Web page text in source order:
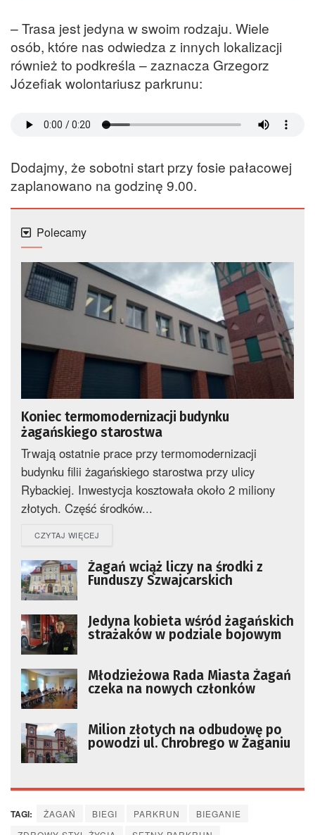
– Trasa jest jedyna w swoim rodzaju. Wiele
osób, które nas odwiedza z innych lokalizacji
również to podkreśla – zaznacza Grzegorz
Józefiak wolontariusz parkrunu:
Dodajmy, że sobotni start przy fosie pałacowej
zaplanowano na godzinę 9.00.
Polecamy
Koniec termomodernizacji budynku
żagańskiego starostwa
Trwają ostatnie prace przy termomodernizacji
budynku filii żagańskiego starostwa przy ulicy
Rybackiej. Inwestycja kosztowała około 2 miliony
złotych. Część środków...
CZYTAJ WIĘCEJ
Żagań wciąż liczy na środki z
Funduszy Szwajcarskich
Jedyna kobieta wśród żagańskich
strażaków w podziale bojowym
Młodzieżowa Rada Miasta Żagań
czeka na nowych członków
Milion złotych na odbudowę po
powodzi ul. Chrobrego w Żaganiu
TAGI: ŻAGAŃ BIEGI PARKRUN
BIEGANIE